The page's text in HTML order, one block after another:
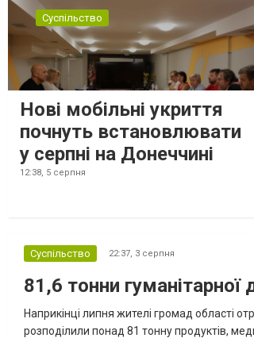
Суспільство
Нові мобільні укриття
почнуть встановлювати
у серпні на Донеччині
12:38, 5 серпня
Суспільство 22:37, 3 серпня
81,6 тонни
Наприкінці липня жителі громад області
розподілили понад 81 тонну продуктів,